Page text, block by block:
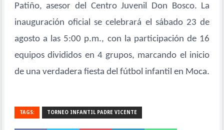
Patiño, asesor del Centro Juvenil Don Bosco. La
inauguración oficial se celebrará el sábado 23 de
agosto a las 5:00 p.m., con la participación de 16
equipos divididos en 4 grupos, marcando el inicio
de una verdadera fiesta del fútbol infantil en Moca.
TAGS: TORNEO INFANTIL PADRE VICENTE